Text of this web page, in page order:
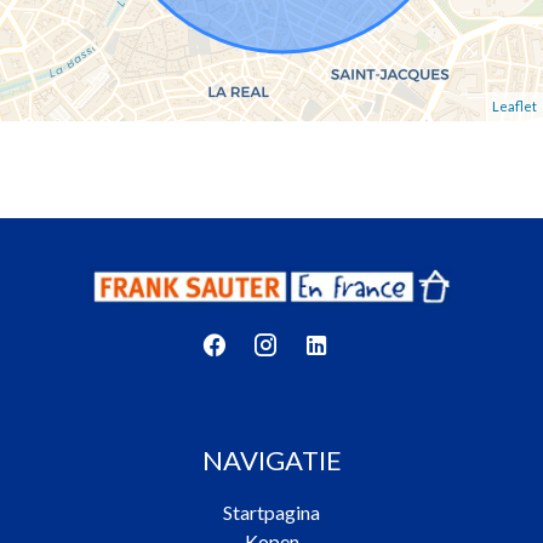
Leaflet
NAVIGATIE
Startpagina